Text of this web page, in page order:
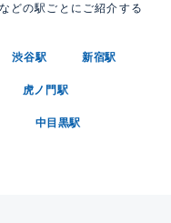
どの駅ごとにご紹介する
渋谷駅 新宿駅
虎ノ門駅
中目黒駅